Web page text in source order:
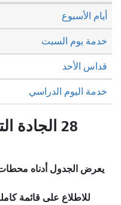
خدمة يوم السبت
قداس الأحد
أيام الأسبوع
خدمة اليوم الدراسي
28
يعرض الجدول أدناه
للاطلاع على قائمة